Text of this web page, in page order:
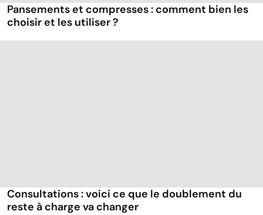
Pansements et compresses : comment bien les
choisir et les utiliser ?
Consultations : voici ce que le doublement du
reste à charge va changer